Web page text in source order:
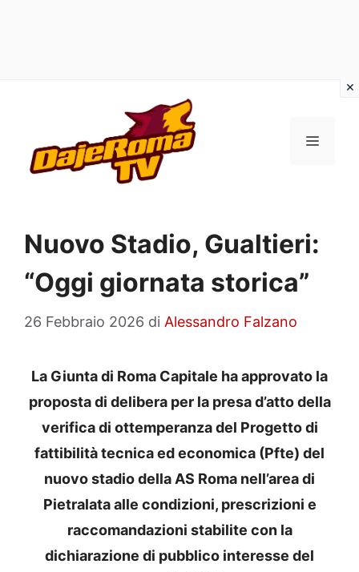
contenuto
MENU
Nuovo Stadio, Gualtieri:
“Oggi giornata storica”
26 Febbraio 2026 di Alessandro Falzano
La Giunta di Roma Capitale ha approvato la
proposta di delibera per la presa d’atto della
verifica di ottemperanza del Progetto di
fattibilità tecnica ed economica (Pfte) del
nuovo stadio della AS Roma nell’area di
Pietralata alle condizioni, prescrizioni e
raccomandazioni stabilite con la
dichiarazione di pubblico interesse del